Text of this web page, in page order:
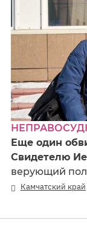
Еще один
Свидетелю
верующий
Камчатский край